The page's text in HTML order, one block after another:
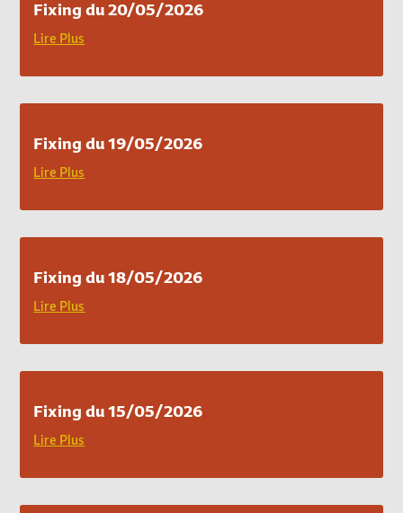
Fixing du 20/05/2026
Lire Plus
Fixing du 19/05/2026
Lire Plus
Fixing du 18/05/2026
Lire Plus
Fixing du 15/05/2026
Lire Plus